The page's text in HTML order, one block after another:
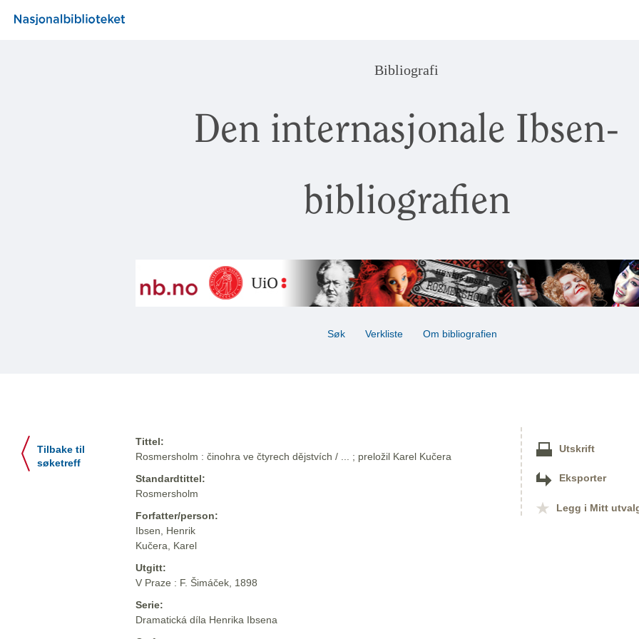
Bibliografi
Den internasjonale Ibsen-
bibliografien
Søk Verkliste Om bibliografien
Tilbake til
søketreff
Tittel:
Rosmersholm : činohra ve čtyrech dějstvích / ... ; preložil Karel Kučera
Standardtittel:
Rosmersholm
Forfatter/person:
Ibsen, Henrik
Kučera, Karel
Utgitt:
V Praze : F. Šimáček, 1898
Serie:
Dramatická díla Henrika Ibsena
Utskrift
Eksporter
Legg i Mitt